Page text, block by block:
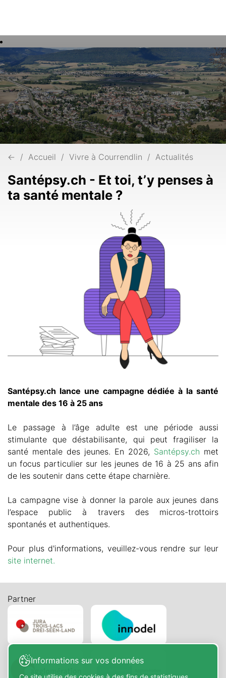
Mots
clés
← Accueil Vivre à Courrendlin Actualités
Santépsy.ch - Et toi, t’y penses à
ta santé mentale ?
Santépsy.ch lance une campagne dédiée à la santé
mentale des 16 à 25 ans
Le passage à l’âge adulte est une période aussi
stimulante que déstabilisante, qui peut fragiliser la
santé mentale des jeunes. En 2026, Santépsy.ch met
un focus particulier sur les jeunes de 16 à 25 ans afin
de les soutenir dans cette étape charnière.
La campagne vise à donner la parole aux jeunes dans
l’espace public à travers des micros-trottoirs
spontanés et authentiques.
Pour plus d'informations, veuillez-vous rendre sur leur
site internet.
Partner
Informations sur vos données